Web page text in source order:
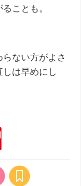
ことも。
ない方がよさ
は早めにし